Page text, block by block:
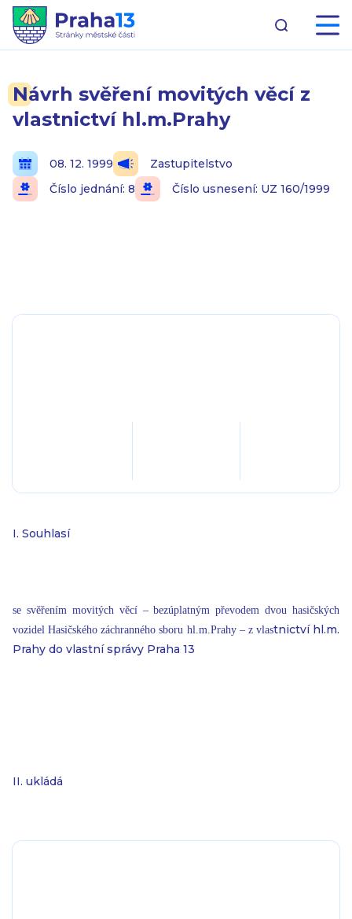
Návrh svěření movitých věcí z
vlastnictví hl.m.Prahy
08. 12. 1999
Zastupitelstvo
Číslo jednání: 8
Číslo usnesení: UZ 160/1999
I. Souhlasí
se svěřením movitých věcí – bezúplatným převodem dvou hasičských
vozidel Hasičského záchranného sboru hl.m.Prahy – z vlastnictví hl.m.
Prahy do vlastní správy Praha 13
II. ukládá